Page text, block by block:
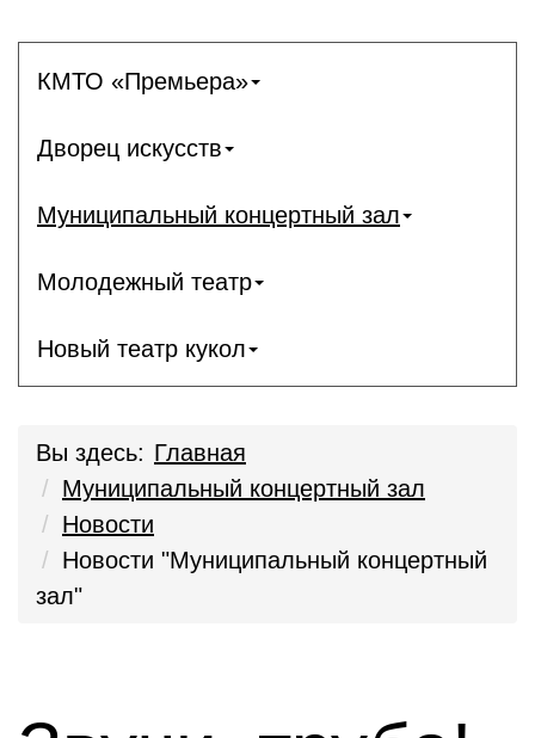
КМТО «Премьера»
Дворец искусств
Муниципальный концертный зал
Молодежный театр
Новый театр кукол
Вы здесь: Главная
Муниципальный концертный зал
Новости
Новости "Муниципальный концертный
зал"